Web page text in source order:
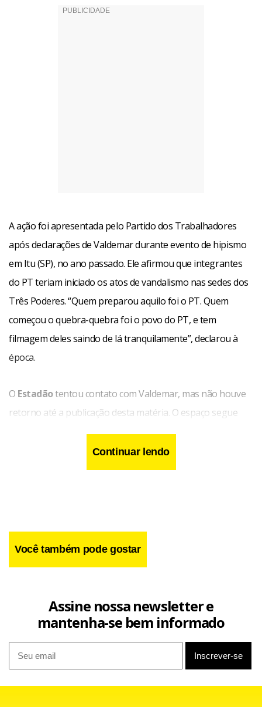
A ação foi apresentada pelo Partido dos Trabalhadores
após declarações de Valdemar durante evento de hipismo
em Itu (SP), no ano passado. Ele afirmou que integrantes
do PT teriam iniciado os atos de vandalismo nas sedes dos
Três Poderes. “Quem preparou aquilo foi o PT. Quem
começou o quebra-quebra foi o povo do PT, e tem
filmagem deles saindo de lá tranquilamente”, declarou à
época.
O Estadãotentou contato com Valdemar, mas não houve
retorno até a publicação desta matéria. O espaço segue
Na sentença, o juiz Wagner Pessoa Vieira avaliou que as
Continuar lendo
Você também pode gostar
Assine nossa newsletter e
mantenha-se bem informado